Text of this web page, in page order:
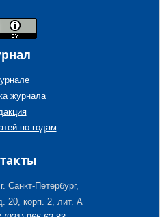
журнала
по годам
Санкт-Петербург,
20, корп. 2, лит. А